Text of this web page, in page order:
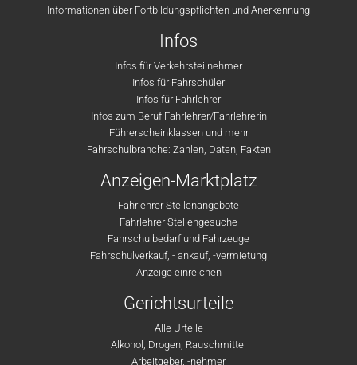
Informationen über Fortbildungspflichten und Anerkennung
Infos
Infos für Verkehrsteilnehmer
Infos für Fahrschüler
Infos für Fahrlehrer
Infos zum Beruf Fahrlehrer/Fahrlehrerin
Führerscheinklassen und mehr
Fahrschulbranche: Zahlen, Daten, Fakten
Anzeigen-Marktplatz
Fahrlehrer Stellenangebote
Fahrlehrer Stellengesuche
Fahrschulbedarf und Fahrzeuge
Fahrschulverkauf, - ankauf, -vermietung
Anzeige einreichen
Gerichtsurteile
Alle Urteile
Alkohol, Drogen, Rauschmittel
Arbeitgeber, -nehmer